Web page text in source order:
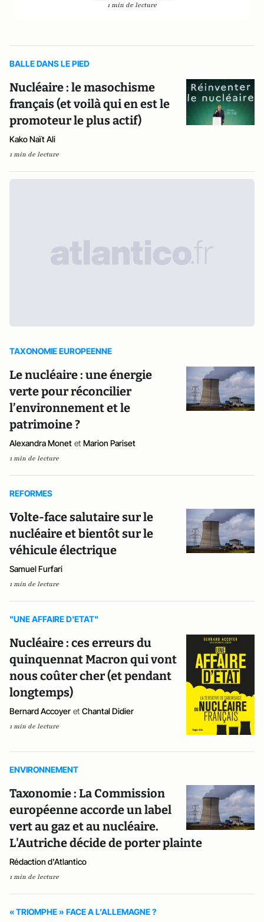
1 min de lecture
BALLE DANS LE PIED
Nucléaire : le masochisme
français (et voilà qui en est le
promoteur le plus actif)
Kako Naït Ali
1 min de lecture
TAXONOMIE EUROPEENNE
Le nucléaire : une énergie
verte pour réconcilier
l’environnement et le
patrimoine ?
Alexandra Monet et Marion Pariset
1 min de lecture
REFORMES
Volte-face salutaire sur le
nucléaire et bientôt sur le
véhicule électrique
Samuel Furfari
1 min de lecture
"UNE AFFAIRE D'ETAT"
Nucléaire : ces erreurs du
quinquennat Macron qui vont
nous coûter cher (et pendant
longtemps)
Bernard Accoyer et Chantal Didier
1 min de lecture
ENVIRONNEMENT
Taxonomie : La Commission
européenne accorde un label
vert au gaz et au nucléaire.
L'Autriche décide de porter plainte
Rédaction d'Atlantico
1 min de lecture
« TRIOMPHE » FACE A L’ALLEMAGNE ?